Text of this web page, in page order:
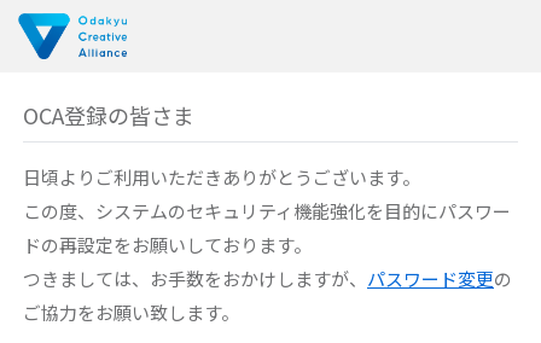
OCA登録の皆さま
日頃よりご利用いただきありがとうございます。
この度、システムのセキュリティ機能強化を目的にパスワー
ドの再設定をお願いしております。
つきましては、お手数をおかけしますが、 パスワード変更の
ご協力をお願い致します。